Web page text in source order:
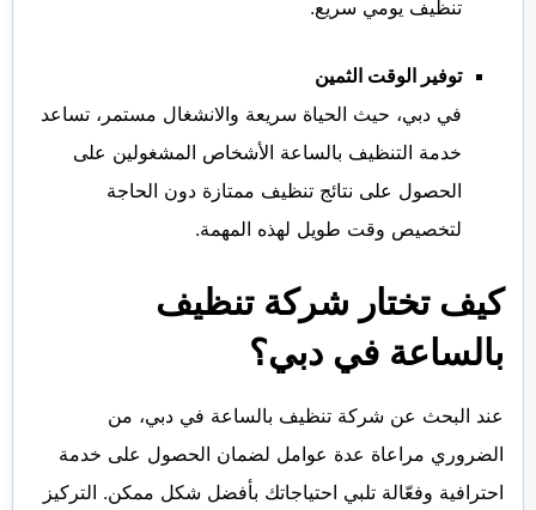
تنظيف يومي سريع.
توفير الوقت الثمين
في دبي، حيث الحياة سريعة والانشغال مستمر، تساعد
خدمة التنظيف بالساعة الأشخاص المشغولين على
الحصول على نتائج تنظيف ممتازة دون الحاجة
لتخصيص وقت طويل لهذه المهمة.
كيف تختار شركة تنظيف
بالساعة في دبي؟
عند البحث عن شركة تنظيف بالساعة في دبي، من
الضروري مراعاة عدة عوامل لضمان الحصول على خدمة
احترافية وفعّالة تلبي احتياجاتك بأفضل شكل ممكن. التركيز